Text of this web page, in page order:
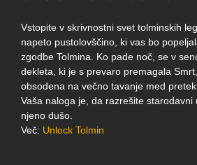
Vstopite v skrivnostni svet tolminskih
napeto pustolovščino, ki vas bo
zgodbe Tolmina. Ko pade noč, se v
dekleta, ki je s prevaro premagala
obsodena na večno tavanje med
Vaša naloga je, da razrešite starodavni
njeno dušo.
Več: Unlock Tolmin